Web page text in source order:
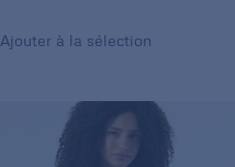
Ajouter à la sélection